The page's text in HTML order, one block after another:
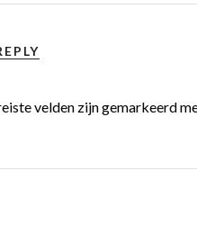
velden zijn gemarkeerd